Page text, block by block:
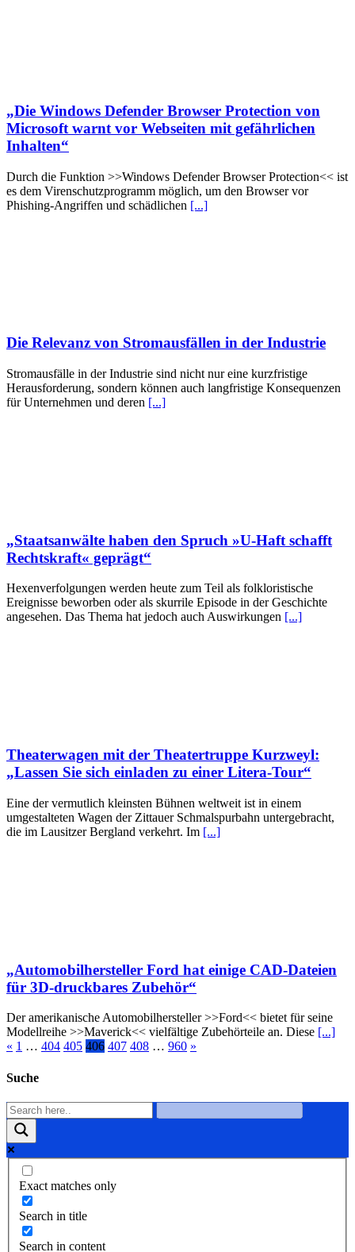
„Die Windows Defender Browser Protection von
Microsoft warnt vor Webseiten mit gefährlichen
Inhalten“
Durch die Funktion >>Windows Defender Browser Protection<< ist
es dem Virenschutzprogramm möglich, um den Browser vor
Phishing-Angriffen und schädlichen [...]
Die Relevanz von Stromausfällen in der Industrie
Stromausfälle in der Industrie sind nicht nur eine kurzfristige
Herausforderung, sondern können auch langfristige Konsequenzen
für Unternehmen und deren [...]
„Staatsanwälte haben den Spruch »U-Haft schafft
Rechtskraft« geprägt“
Hexenverfolgungen werden heute zum Teil als folkloristische
Ereignisse beworben oder als skurrile Episode in der Geschichte
angesehen. Das Thema hat jedoch auch Auswirkungen [...]
Theaterwagen mit der Theatertruppe Kurzweyl:
„Lassen Sie sich einladen zu einer Litera-Tour“
Eine der vermutlich kleinsten Bühnen weltweit ist in einem
umgestalteten Wagen der Zittauer Schmalspurbahn untergebracht,
die im Lausitzer Bergland verkehrt. Im [...]
„Automobilhersteller Ford hat einige CAD-Dateien
für 3D-druckbares Zubehör“
Der amerikanische Automobilhersteller >>Ford<< bietet für seine
Modellreihe >>Maverick<< vielfältige Zubehörteile an. Diese [...]
« 1 … 404 405 406 407 408 … 960 »
Suche
Exact matches only
Search in title
Search in content